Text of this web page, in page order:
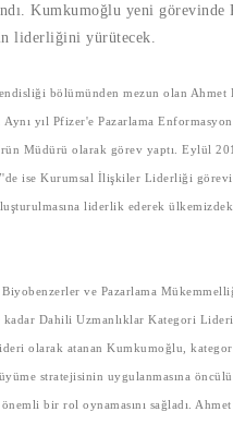
Kumkumoğlu yeni
liderliğini yürütecek.
bölümünden mezun olan
yıl Pfizer'e Pazarlama
Müdürü olarak görev yaptı. Eylül
ise Kurumsal İlişkiler Liderliği
liderlik ederek
ve Pazarlama
Dahili Uzmanlıklar Kategori
olarak atanan Kumkumoğlu,
stratejisinin uygulanmasına
bir rol oynamasını sağladı.